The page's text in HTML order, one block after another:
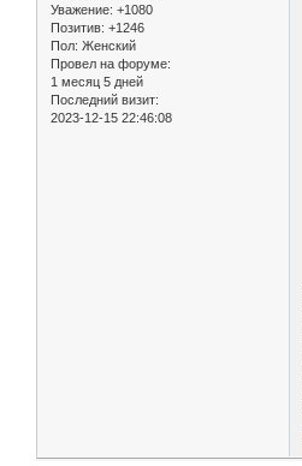
Уважение: +1080
Позитив: +1246
Пол: Женский
Провел на форуме:
1 месяц 5 дней
Последний визит:
2023-12-15 22:46:08